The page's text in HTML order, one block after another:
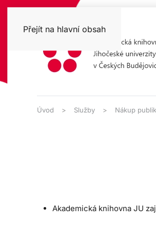
Přejít na hlavní obsah
Úvod Služby Nákup
Akademická knihovna JU